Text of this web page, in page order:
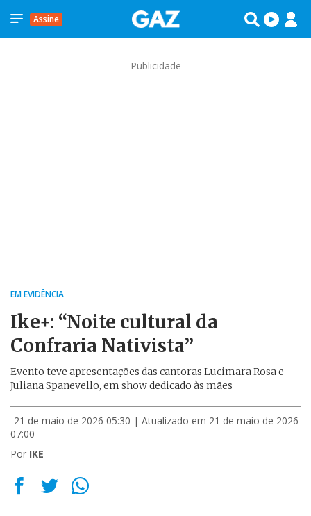
Assine
Publicidade
EM EVIDÊNCIA
Ike+: “Noite cultural da
Confraria Nativista”
Evento teve apresentações das cantoras Lucimara Rosa e
Juliana Spanevello, em show dedicado às mães
21 de maio de 2026 05:30 | Atualizado em 21 de maio de 2026
07:00
Por IKE